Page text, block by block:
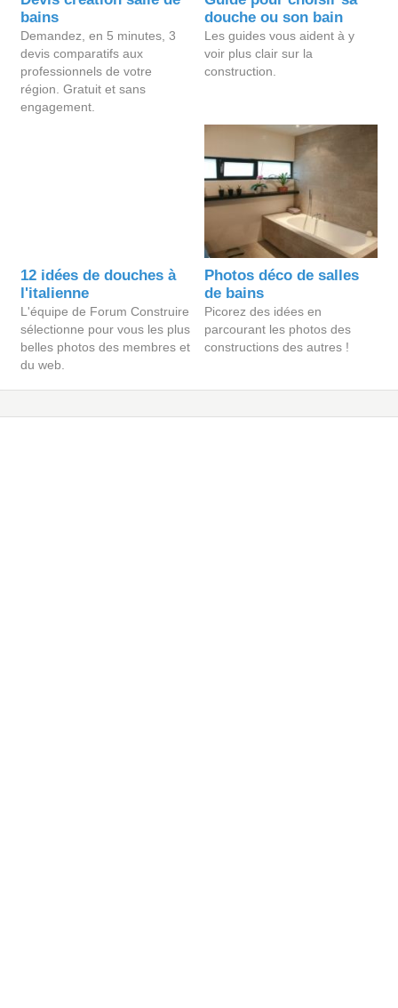
bains
Demandez, en 5 minutes, 3
devis comparatifs aux
professionnels de votre
région. Gratuit et sans
engagement.
douche ou son bain
Les guides vous aident à y
voir plus clair sur la
construction.
12 idées de douches à
l'italienne
L'équipe de Forum Construire
sélectionne pour vous les plus
belles photos des membres et
du web.
Photos déco de salles
de bains
Picorez des idées en
parcourant les photos des
constructions des autres !